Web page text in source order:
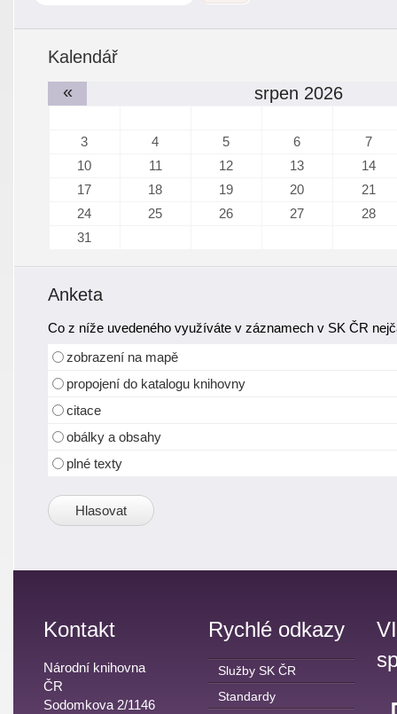
Kalendář
«
srpen 2026
3 4 5 6
7
10
11 12 13
14
17
18 19 20
21
24
25 26 27
28
31
Anketa
Co z níže uvedeného využíváte v záznamech v SK ČR
zobrazení na mapě
propojení do katalogu knihovny
citace
obálky a obsahy
plné texty
Kontakt
Národní knihovna
ČR
Sodomkova 2/1146
Rychlé odkazy
Služby SK ČR
Standardy